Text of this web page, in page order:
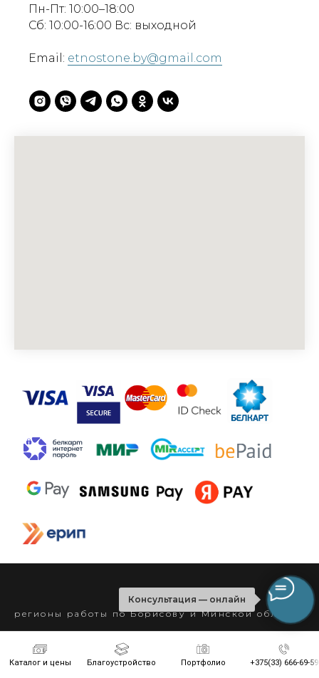
Каталог и цены Благоустройство Портфолио +375(33) 666-69-59
Консультация — онлайн
Пн-Пт: 10:00–18:00
Сб: 10:00-16:00 Вс: выходной
Email: etnostone.by@gmail.com
регионы работы по Борисову и Минской области
Районы обслуживания